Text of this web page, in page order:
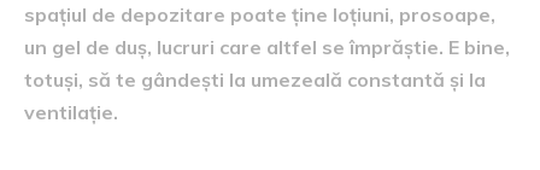
spațiul de depozitare poate ține loțiuni, prosoape,
un gel de duș, lucruri care altfel se împrăștie. E bine,
totuși, să te gândești la umezeală constantă și la
ventilație.